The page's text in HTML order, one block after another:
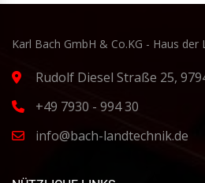
Karl Bach GmbH & Co.KG - Haus der
Rudolf Diesel Straße 25,
+49 7930 - 994 30
info@bach-landtechnik.de